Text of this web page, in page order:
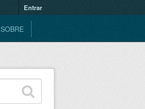
Entrar
SOBRE